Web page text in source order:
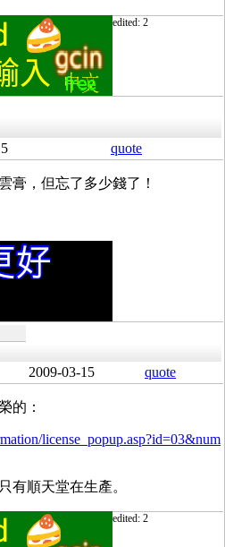
edited: 2
quote
膏，但忘了多少錢了！
2009-03-15 quote
的：
license_popup.asp?id=03&num
有順天堂在生產。
edited: 2